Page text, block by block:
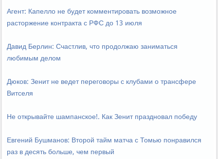
Агент: Капелло не будет комментировать возможное
расторжение контракта с РФС до 13 июля
Давид Берлин: Счастлив, что продолжаю заниматься
любимым делом
Дюков: Зенит не ведет переговоры с клубами о трансфере
Витселя
Не открывайте шампанское!. Как Зенит праздновал победу
Евгений Бушманов: Второй тайм матча с Томью понравился
раз в десять больше, чем первый